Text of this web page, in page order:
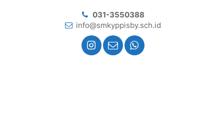
031-3550388
info@smkyppisby.sch.id